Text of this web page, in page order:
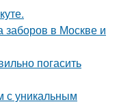
заборов в Москве и
погасить
с уникальным